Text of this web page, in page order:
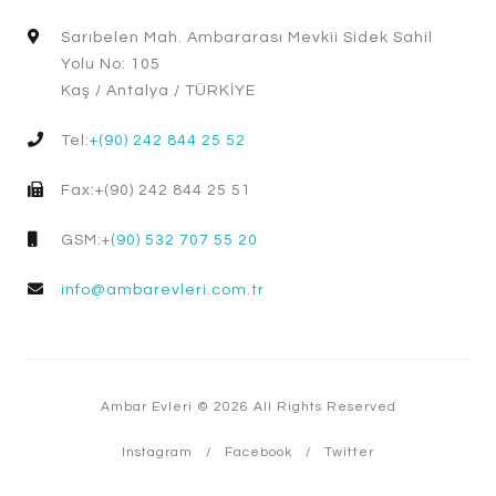
Sarıbelen Mah. Ambararası Mevkii Sidek Sahil
Yolu No: 105
Kaş / Antalya / TÜRKİYE
Tel:+(90) 242 844 25 52
Fax:+(90) 242 844 25 51
GSM:+(90) 532 707 55 20
info@ambarevleri.com.tr
Ambar Evleri © 2026 All Rights Reserved
Instagram Facebook Twitter